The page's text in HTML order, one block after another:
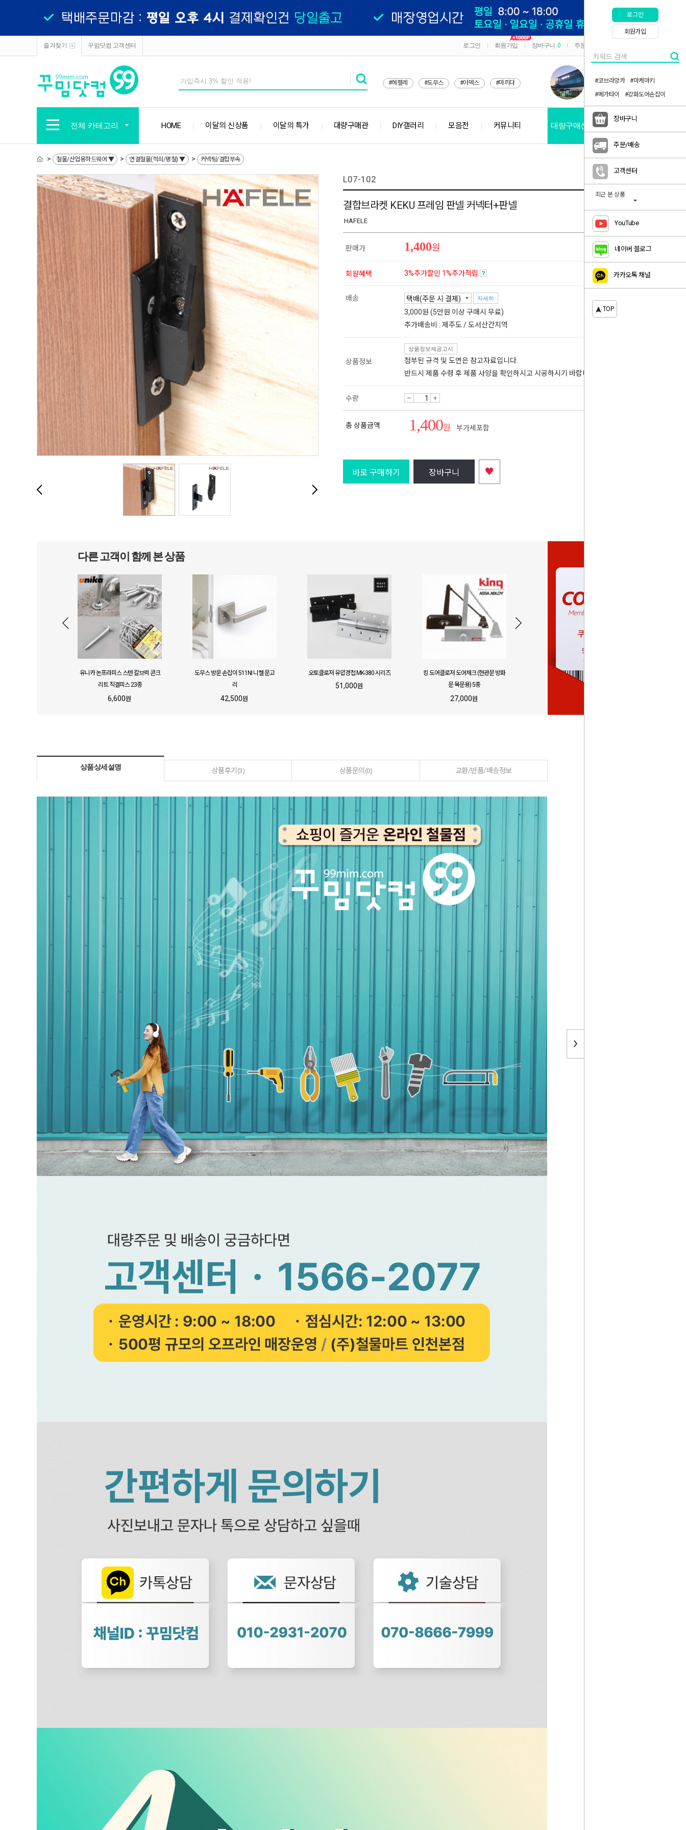
즐겨찾기 꾸밈닷컴 고객센터 로그인 회원가입 장바구니 0 주문/배송
#헤펠레 #도무스 #아덱스 #마끼다
전체 카테고리 HOME 이달의 신상품 이달의 특가 대량구매관 DIY갤러리 모음전 커뮤니티 대량구매신청
로그인
회원가입
#코브라앙카
#마케마키
#메가타이
#강화도어손잡이
장바구니
주문/배송
고객센터
최근 본 상품
YouTube
네이버 블로그
카카오톡 채널
TOP
> 철물/산업용하드웨어 ▼ > 연결철물(꺽쇠/평철) ▼ > 커넥팅/결합부속
L07-102
결합브라켓 KEKU 프레임 판넬 커넥터+판넬
HAFELE
판매가 1,400원
회원혜택 3%추가할인 1%추가적립
배송 자세히
3,000원 (5만원 이상 구매시 무료)
추가배송비 : 제주도 / 도서산간지역
상품정보
상품정보제공고시
첨부된 규격 및 도면은 참고자료입니다.
반드시 제품 수령 후 제품 사양을 확인하시고 시공하시기 바랍니다.
수량
총 상품금액 1,400원 부가세포함
바로 구매하기 장바구니 ♥
다른 고객이 함께 본 상품
유니카 논프라피스 스텐 칼브럭 콘크
리트 직결피스 23종
6,600원
도무스 방문 손잡이 511NI 니켈 문고
리
42,500원
오토클로저 유압경첩 MK-380 시리즈
51,000원
킹 도어클로저 도어체크 (현관문 방화
문 목문용) 5종
27,000원
바로 사용하는 바우어 만능 시멘트 방
수 몰탈 접착 보수 폴리머
상품상세설명 상품후기 (3) 상품문의 (0) 교환/반품/배송정보